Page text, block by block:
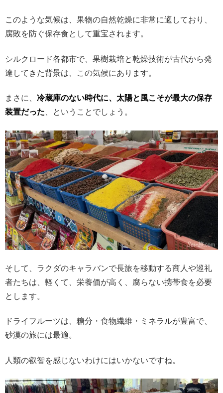
このような気候は、果物の自然乾燥に非常に適しており、
腐敗を防ぐ保存食として重宝されます。
シルクロード各都市で、果樹栽培と乾燥技術が古代から発
達してきた背景は、この気候にあります。
まさに、 冷蔵庫のない時代に、太陽と風こそが最大の保存
装置だった 、ということでしょう。
そして、ラクダのキャラバンで長旅を移動する商人や巡礼
者たちは、軽くて、栄養価が高く、腐らない携帯食を必要
とします。
ドライフルーツは、糖分・食物繊維・ミネラルが豊富で、
砂漠の旅には最適。
人類の叡智を感じないわけにはいかないですね。